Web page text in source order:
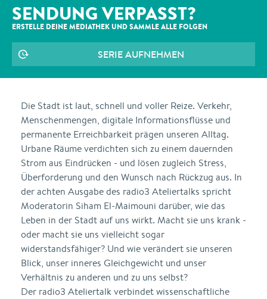
SENDUNG VERPASST?
ERSTELLE DEINE MEDIATHEK UND SAMMLE ALLE FOLGEN
SERIE AUFNEHMEN
Die Stadt ist laut, schnell und voller Reize. Verkehr,
Menschenmengen, digitale Informationsflüsse und
permanente Erreichbarkeit prägen unseren Alltag.
Urbane Räume verdichten sich zu einem dauernden
Strom aus Eindrücken - und lösen zugleich Stress,
Überforderung und den Wunsch nach Rückzug aus. In
der achten Ausgabe des radio3 Ateliertalks spricht
Moderatorin Siham El-Maimouni darüber, wie das
Leben in der Stadt auf uns wirkt. Macht sie uns krank -
oder macht sie uns vielleicht sogar
widerstandsfähiger? Und wie verändert sie unseren
Blick, unser inneres Gleichgewicht und unser
Verhältnis zu anderen und zu uns selbst?
Der radio3 Ateliertalk verbindet wissenschaftliche